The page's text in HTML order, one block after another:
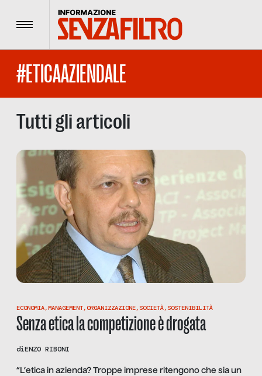
Menu
#ETICAAZIENDALE
Tutti gli articoli
ECONOMIA,MANAGEMENT,ORGANIZZAZIONE, SOCIETÀ, SOSTENIBILITÀ
Senza etica la competizione è drogata
diENZO RIBONI
“L’etica in azienda? Troppe imprese ritengono che sia un